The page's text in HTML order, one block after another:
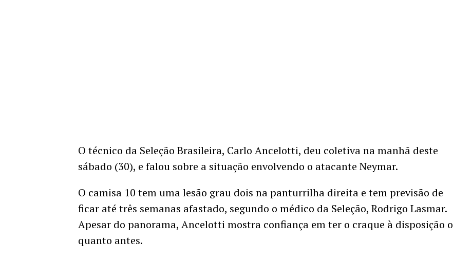
O técnico da Seleção Brasileira, Carlo Ancelotti, deu coletiva na manhã deste
sábado (30), e falou sobre a situação envolvendo o atacante Neymar.
O camisa 10 tem uma lesão grau dois na panturrilha direita e tem previsão de
ficar até três semanas afastado, segundo o médico da Seleção, Rodrigo Lasmar.
Apesar do panorama, Ancelotti mostra confiança em ter o craque à disposição o
quanto antes.